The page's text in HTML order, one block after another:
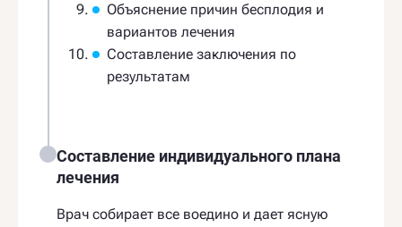
Объяснение причин бесплодия и
вариантов лечения
Составление заключения по
результатам
Составление индивидуального плана
лечения
Врач собирает все воедино и дает ясную